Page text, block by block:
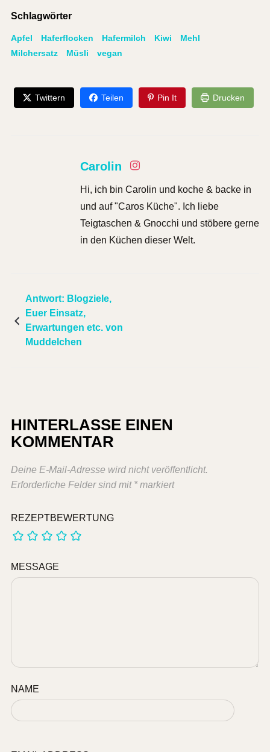
Schlagwörter
Apfel Haferflocken Hafermilch Kiwi
Mehl
Milchersatz
Müsli vegan
Twittern Teilen Pin It Drucken
Carolin
Hi, ich bin Carolin und koche & backe in
und auf "Caros Küche". Ich liebe
Teigtaschen & Gnocchi und stöbere gerne
in den Küchen dieser Welt.
Antwort: Blogziele,
Euer Einsatz,
Erwartungen etc. von
Muddelchen
HINTERLASSE EINEN
KOMMENTAR
Deine E-Mail-Adresse wird nicht veröffentlicht.
Erforderliche Felder sind mit *markiert
REZEPTBEWERTUNG
MESSAGE
NAME